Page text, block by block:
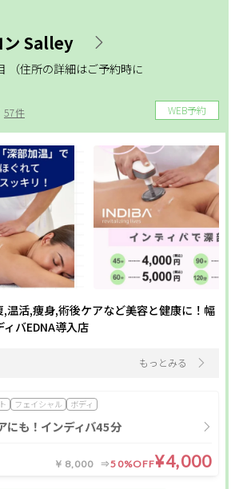
ン Salley
WEB予約
57件
（住所の詳細はご予約時に
温活,痩身,術後ケアなど美容と健康に！幅
バEDNA導入店
もっとみる
フェイシャル ボディ
にも！インディバ45分
￥8,000 50%OFF¥4,000